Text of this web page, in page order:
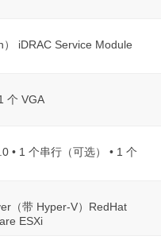
iDRAC Service Module
个 VGA
• 1 个串行（可选） • 1 个
（带 Hyper-V）RedHat
ESXi